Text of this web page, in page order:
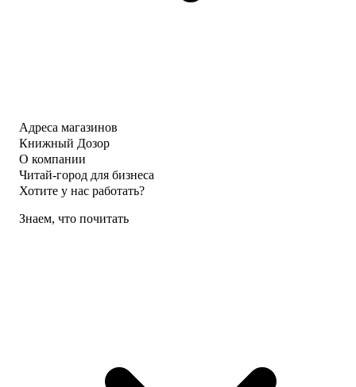
Адреса магазинов
Книжный Дозор
О компании
Читай-город для бизнеса
Хотите у нас работать?
Знаем, что почитать